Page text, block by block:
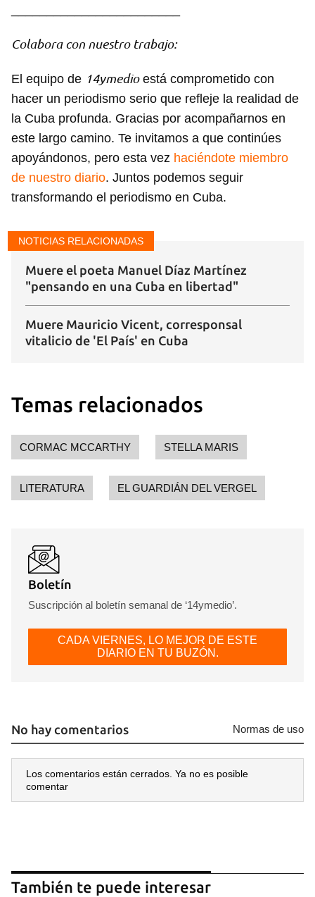
Colabora con nuestro trabajo:
El equipo de 14ymedioestá comprometido con
hacer un periodismo serio que refleje la realidad de
la Cuba profunda. Gracias por acompañarnos en
este largo camino. Te invitamos a que continúes
apoyándonos, pero esta vez haciéndote miembro
de nuestro diario. Juntos podemos seguir
transformando el periodismo en Cuba.
NOTICIAS RELACIONADAS
Muere el poeta Manuel Díaz Martínez
"pensando en una Cuba en libertad"
Muere Mauricio Vicent, corresponsal
vitalicio de 'El País' en Cuba
Temas relacionados
CORMAC MCCARTHY STELLA MARIS
LITERATURA EL GUARDIÁN DEL VERGEL
Boletín
Suscripción al boletín semanal de ‘14ymedio’.
CADA VIERNES, LO MEJOR DE ESTE
DIARIO EN TU BUZÓN.
No hay comentarios Normas de uso
Los comentarios están cerrados. Ya no es posible
comentar
También te puede interesar